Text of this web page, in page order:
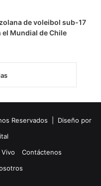
de voleibol sub-17
el Mundial de Chile
Reservados | Diseño por
Contáctenos